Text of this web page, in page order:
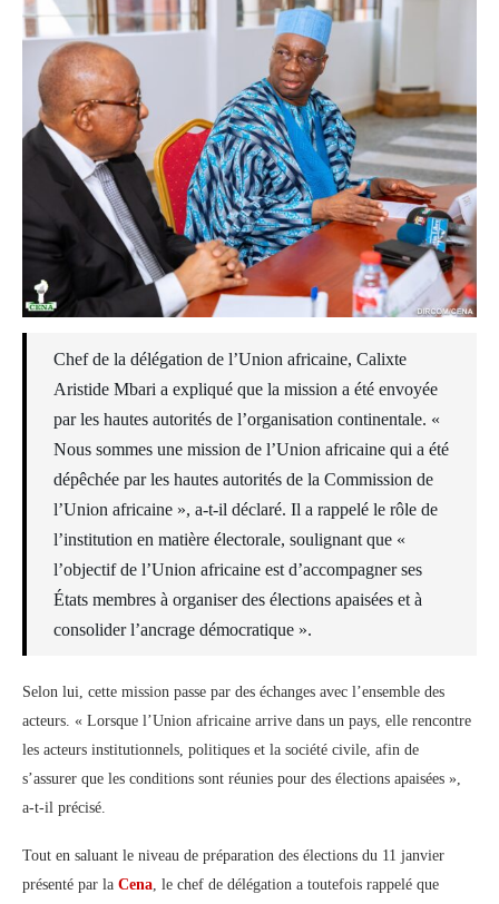
Chef de la délégation de l’Union africaine, Calixte
Aristide Mbari a expliqué que la mission a été envoyée
par les hautes autorités de l’organisation continentale. «
Nous sommes une mission de l’Union africaine qui a été
dépêchée par les hautes autorités de la Commission de
l’Union africaine », a-t-il déclaré. Il a rappelé le rôle de
l’institution en matière électorale, soulignant que «
l’objectif de l’Union africaine est d’accompagner ses
États membres à organiser des élections apaisées et à
consolider l’ancrage démocratique ».
Selon lui, cette mission passe par des échanges avec l’ensemble des
acteurs. « Lorsque l’Union africaine arrive dans un pays, elle rencontre
les acteurs institutionnels, politiques et la société civile, afin de
s’assurer que les conditions sont réunies pour des élections apaisées »,
a-t-il précisé.
Tout en saluant le niveau de préparation des élections du 11 janvier
présenté par la Cena, le chef de délégation a toutefois rappelé que